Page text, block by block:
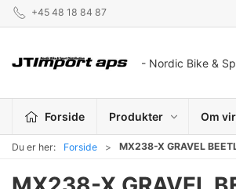
+45 48 18 84 87
- Nordic Bike &
Forside Produkter Om
Du er her: Forside MX238-X GRAVEL